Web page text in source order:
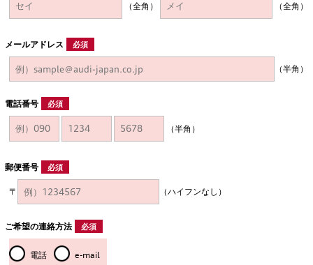
（全角） （全角）
メールアドレス 必須
（半角）
電話番号 必須
（半角）
郵便番号 必須
〒 （ハイフンなし）
ご希望の連絡方法 必須
電話 e-mail